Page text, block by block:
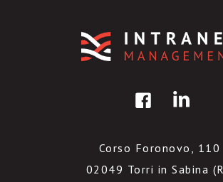
Corso Foronovo, 110
02049 Torri in Sabina